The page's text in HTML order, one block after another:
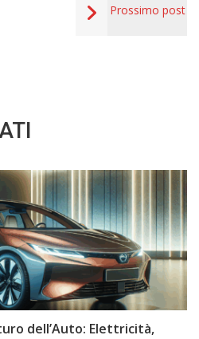
Prossimo post
dell’Auto: Elettricità,